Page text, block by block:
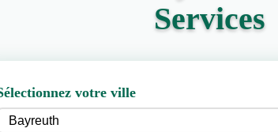
Services
votre ville